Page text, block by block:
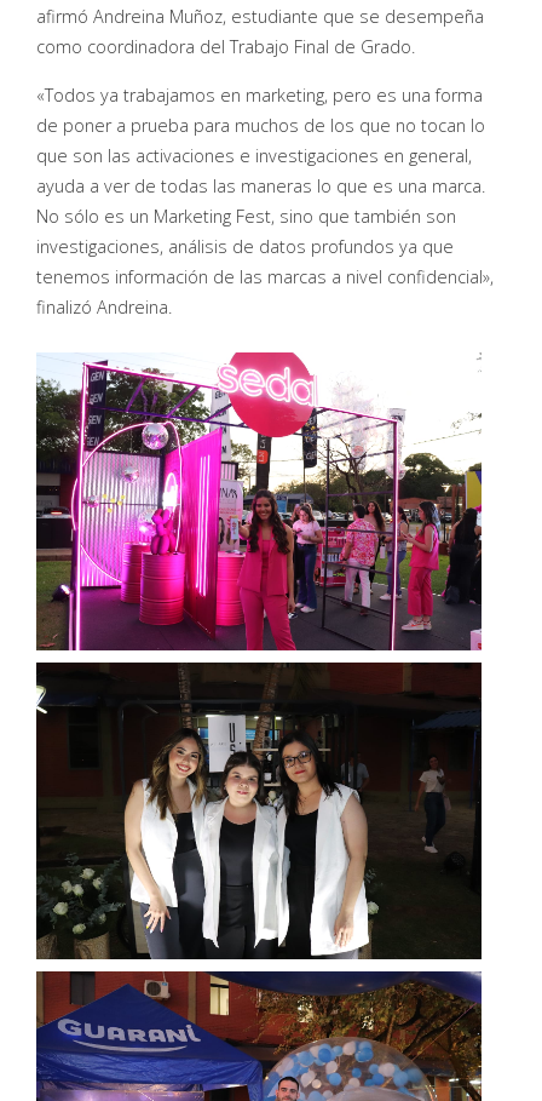
afirmó Andreina Muñoz, estudiante que se desempeña
como coordinadora del Trabajo Final de Grado.
«Todos ya trabajamos en marketing, pero es una forma
de poner a prueba para muchos de los que no tocan lo
que son las activaciones e investigaciones en general,
ayuda a ver de todas las maneras lo que es una marca.
No sólo es un Marketing Fest, sino que también son
investigaciones, análisis de datos profundos ya que
tenemos información de las marcas a nivel confidencial»,
finalizó Andreina.